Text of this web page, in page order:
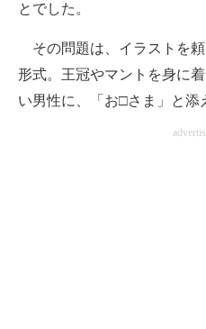
とでした。
その問題は、イラストを
形式。王冠やマントを身に
い男性に、「お□さま」と添